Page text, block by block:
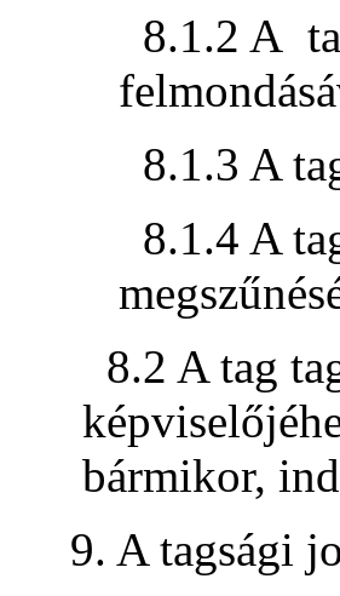
8.1.2 A
8.1.3 A
8.1.4 A
8.2 A tag
bármikor,
9. A tagsági